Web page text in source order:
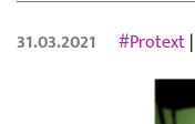
31.03.2021 #Protext